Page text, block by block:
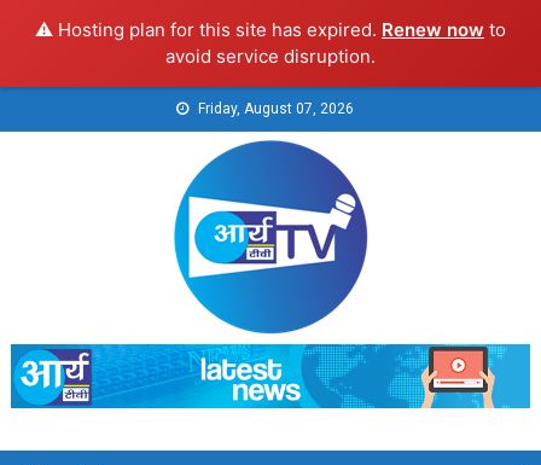
⚠️ Hosting plan for this site has expired. Renew now to
avoid service disruption.
to
Friday, August 07, 2026
Arya TV